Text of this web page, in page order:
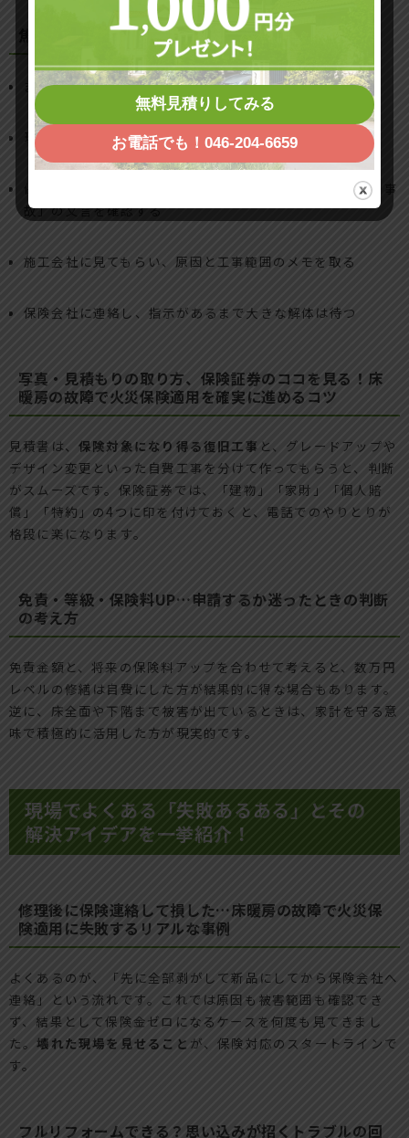
焦って解体・工事発注する前の鉄板チェックリスト
まず水や電源を止めて二次被害を防ぐ
現状の写真・動画を部屋全体とアップで残す
保険証券を出して、「水濡れ」「破損」「電気的・機械的事
故」の文言を確認する
施工会社に見てもらい、原因と工事範囲のメモを取る
保険会社に連絡し、指示があるまで大きな解体は待つ
写真・見積もりの取り方、保険証券のココを見る！床
暖房の故障で火災保険適用を確実に進めるコツ
見積書は、保険対象になり得る復旧工事 と、グレードアップや
デザイン変更といった自費工事を分けて作ってもらうと、判断
がスムーズです。保険証券では、「建物」「家財」「個人賠
償」「特約」の4つに印を付けておくと、電話でのやりとりが
格段に楽になります。
免責・等級・保険料UP…申請するか迷ったときの判断
の考え方
免責金額と、将来の保険料アップを合わせて考えると、数万円
レベルの修繕は自費にした方が結果的に得な場合もあります。
逆に、床全面や下階まで被害が出ているときは、家計を守る意
味で積極的に活用した方が現実的です。
現場でよくある「失敗あるある」とその
解決アイデアを一挙紹介！
修理後に保険連絡して損した…床暖房の故障で火災保
険適用に失敗するリアルな事例
よくあるのが、「先に全部剥がして新品にしてから保険会社へ
連絡」という流れです。これでは原因も被害範囲も確認でき
ず、結果として保険金ゼロになるケースを何度も見てきまし
た。壊れた現場を見せること が、保険対応のスタートラインで
す。
フルリフォームできる？思い込みが招くトラブルの回
無料見積りしてみる
お電話でも！046-204-6659